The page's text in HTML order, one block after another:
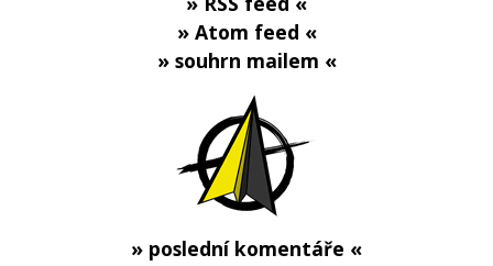
» Atom feed «
» souhrn mailem «
» poslední komentáře «